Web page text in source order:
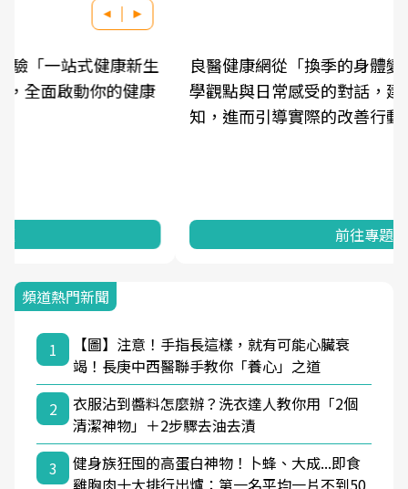
良醫健康網從「換季的身體變化」出發，透過醫
學觀點與日常感受的對話，建立對亞健康的認
知，進而引導實際的改善行動。
頻道熱門新聞
1
【圖】注意！手指長這樣，就有可能心臟衰
竭！長庚中西醫聯手教你「養心」之道
2
衣服沾到醬料怎麼辦？洗衣達人教你用「2個
清潔神物」＋2步驟去油去漬
3
健身族狂囤的高蛋白神物！卜蜂、大成...即食
雞胸肉十大排行出爐：第一名平均一片不到50